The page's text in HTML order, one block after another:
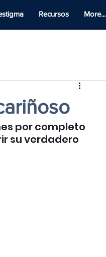
Recursos More...
por completo
su verdadero